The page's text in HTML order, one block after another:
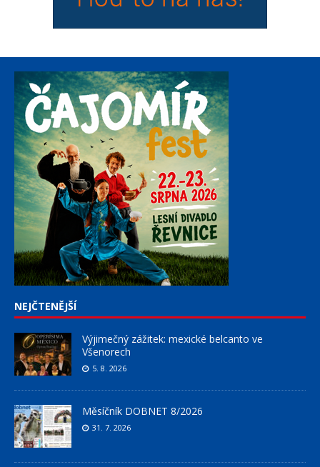
NEJČTENĚJŠÍ
Výjimečný zážitek: mexické belcanto ve
Všenorech
5. 8. 2026
Měsíčník DOBNET 8/2026
31. 7. 2026